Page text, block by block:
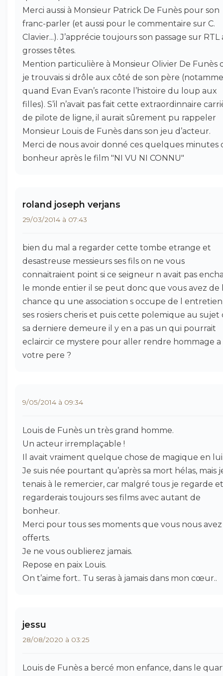
Merci aussi à Monsieur Patrick De Funès pour son
franc-parler (et aussi pour le commentaire sur C.
Clavier...). J’apprécie toujours son passage sur RTL
grosses têtes.
Mention particulière à Monsieur Olivier De Funès
je trouvais si drôle aux côté de son père
quand Evan Evan’s raconte l’histoire du loup aux
filles). S’il n’avait pas fait cette extraordinnaire
de pilote de ligne, il aurait sûrement pu rappeler
Monsieur Louis de Funès dans son jeu d’acteur.
Merci de nous avoir donné ces quelques minutes
bonheur après le film "NI VU NI CONNU"
roland joseph verjans
29/03/2014 à 07:43
bien du mal a regarder cette tombe etrange et
desastreuse messieurs ses fils on ne vous
connaitraient point si ce seigneur n avait pas
le monde entier il se peut donc que vous avez de
chance qu une association s occupe de l
ses rosiers cheris et puis cette polemique au sujet
sa derniere demeure il y en a pas un qui pourrait
eclaircir ce mystere pour aller rendre hommage a
votre pere ?
9/05/2014 à 09:34
Louis de Funès un très grand homme.
Un acteur irremplaçable !
Il avait vraiment quelque chose de magique en
Je suis née pourtant qu’après sa mort hélas, mais
tenais à le remercier, car malgré tous je regarde et
regarderais toujours ses films avec autant de
bonheur.
Merci pour tous ses moments que vous nous avez
offerts.
Je ne vous oublierez jamais.
Repose en paix Louis.
On t’aime fort.. Tu seras à jamais dans mon cœur..
jessu
28/08/2020 à 03:25
Louis de Funès a bercé mon enfance, dans le